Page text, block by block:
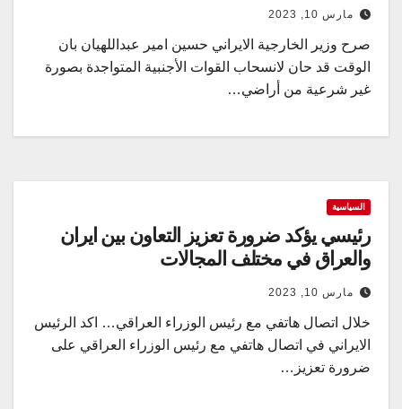
مارس 10, 2023
صرح وزير الخارجية الايراني حسين امير عبداللهيان بان
الوقت قد حان لانسحاب القوات الأجنبية المتواجدة بصورة
غير شرعية من أراضي…
السياسية
رئيسي يؤكد ضرورة تعزيز التعاون بين ايران
والعراق في مختلف المجالات
مارس 10, 2023
خلال اتصال هاتفي مع رئيس الوزراء العراقي… اكد الرئيس
الايراني في اتصال هاتفي مع رئيس الوزراء العراقي على
ضرورة تعزيز…